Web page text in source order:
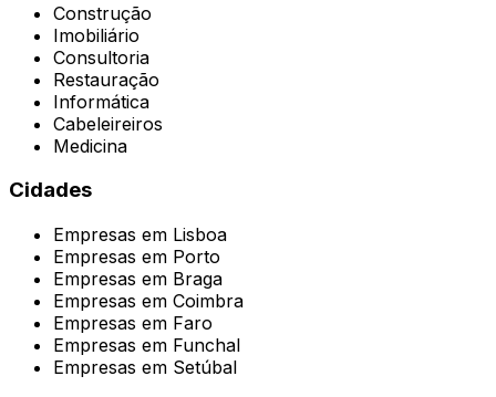
Construção
Imobiliário
Consultoria
Restauração
Informática
Cabeleireiros
Medicina
Cidades
Empresas em Lisboa
Empresas em Porto
Empresas em Braga
Empresas em Coimbra
Empresas em Faro
Empresas em Funchal
Empresas em Setúbal